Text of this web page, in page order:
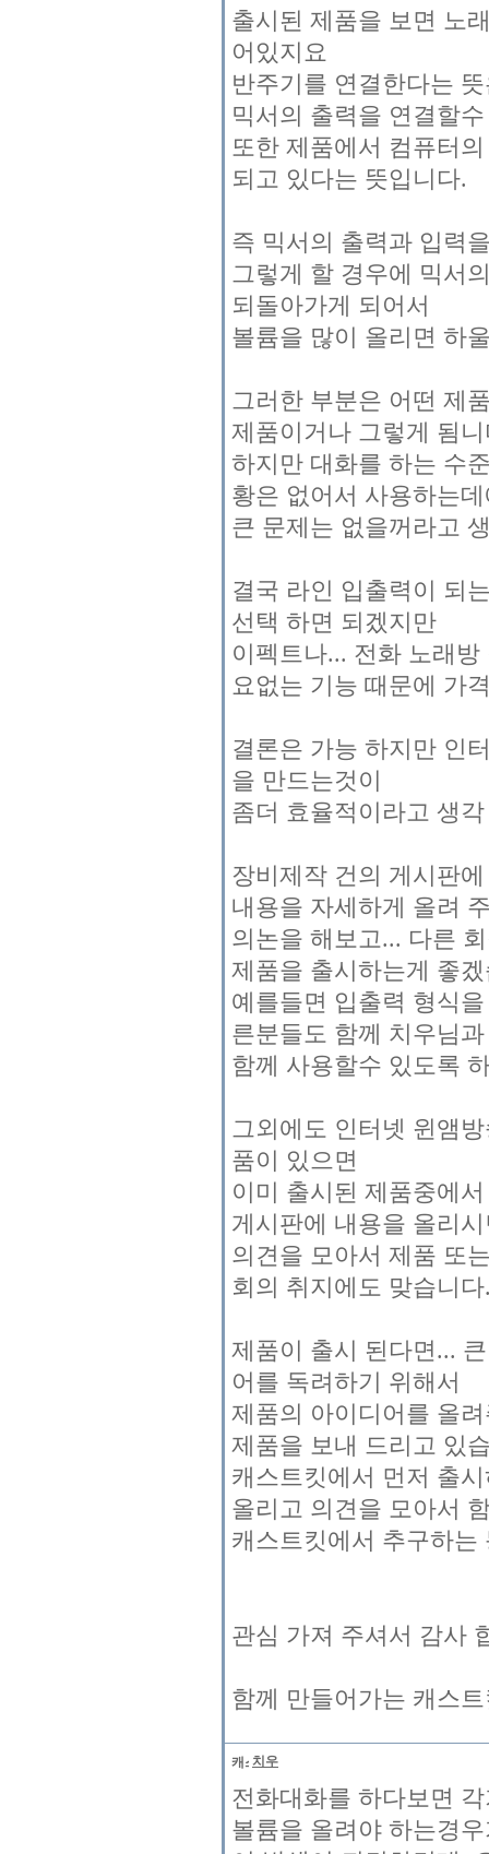
출시된 제품을 보면 노
어있지요
반주기를 연결한다는
믹서의 출력을 연결할
또한 제품에서 컴퓨터
되고 있다는 뜻입니다.
즉 믹서의 출력과 입력
그렇게 할 경우에 믹서
되돌아가게 되어서
볼륨을 많이 올리면 하
그러한 부분은 어떤 제
제품이거나 그렇게 됨
하지만 대화를 하는 수
황은 없어서 사용하는
큰 문제는 없을꺼라고
결국 라인 입출력이 되
선택 하면 되겠지만
이펙트나... 전화 노래
요없는 기능 때문에 가
결론은 가능 하지만 인
을 만드는것이
좀더 효율적이라고 생
장비제작 건의 게시판
내용을 자세하게 올려
의논을 해보고... 다른
제품을 출시하는게 좋
예를들면 입출력 형식
른분들도 함께 치우님
함께 사용할수 있도록
그외에도 인터넷 윈앰
품이 있으면
이미 출시된 제품중에
게시판에 내용을 올리
의견을 모아서 제품 또
회의 취지에도 맞습니
제품이 출시 된다면...
어를 독려하기 위해서
제품의 아이디어를 올
제품을 보내 드리고 있
캐스트킷에서 먼저 출
올리고 의견을 모아서
캐스트킷에서 추구하는
관심 가져 주셔서 감사
함께 만들어가는 캐스
치우
전화대화를 하다보면
볼륨을 올려야 하는경